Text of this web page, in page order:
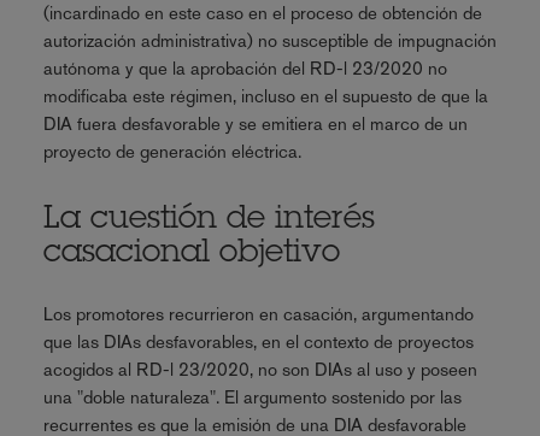
(incardinado en este caso en el proceso de obtención de
autorización administrativa) no susceptible de impugnación
autónoma y que la aprobación del RD-l 23/2020 no
modificaba este régimen, incluso en el supuesto de que la
DIA fuera desfavorable y se emitiera en el marco de un
proyecto de generación eléctrica.
La cuestión de interés
casacional objetivo
Los promotores recurrieron en casación, argumentando
que las DIAs desfavorables, en el contexto de proyectos
acogidos al RD-l 23/2020, no son DIAs al uso y poseen
una "doble naturaleza". El argumento sostenido por las
recurrentes es que la emisión de una DIA desfavorable